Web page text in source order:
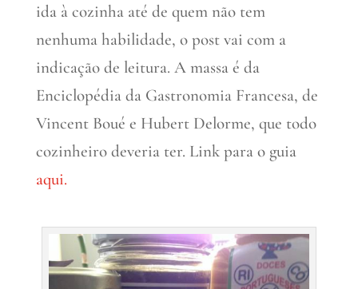
ida à cozinha até de quem não tem
nenhuma habilidade, o post vai com a
indicação de leitura. A massa é da
Enciclopédia da Gastronomia Francesa, de
Vincent Boué e Hubert Delorme, que todo
cozinheiro deveria ter. Link para o guia
aqui.